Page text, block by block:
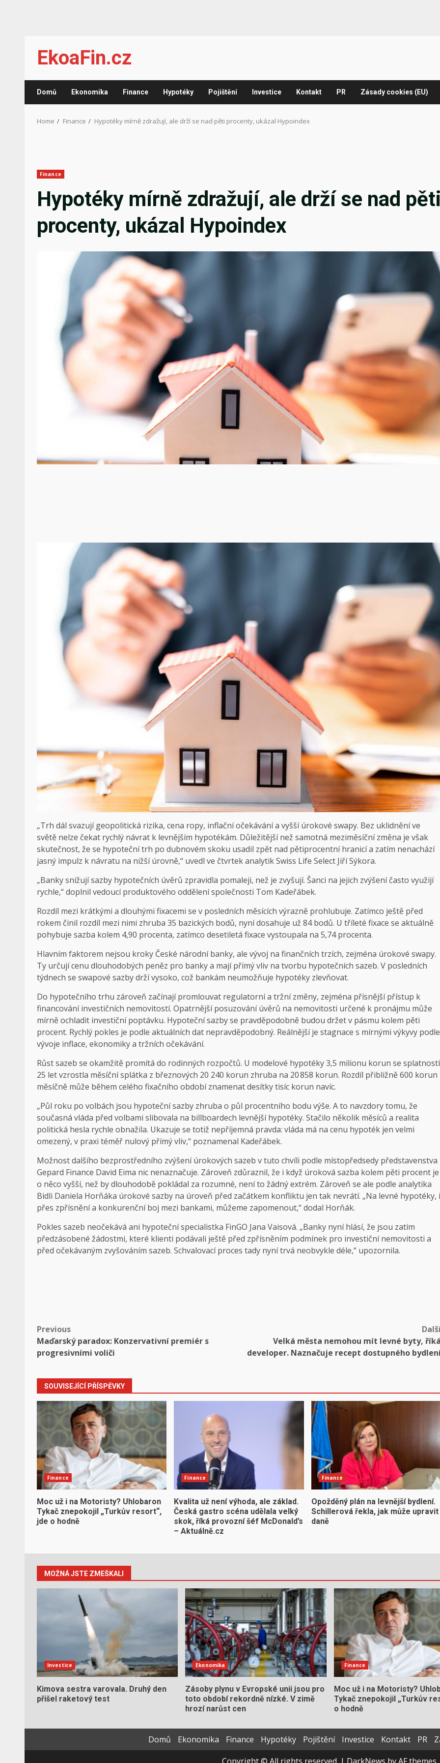
content
EkoaFin.cz
Domů Ekonomika Finance Hypotéky Pojištění Investice Kontakt PR Zásady cookies (EU)
Home Finance Hypotéky mírně zdražují, ale drží se nad pěti procenty, ukázal Hypoindex
Finance
Hypotéky mírně zdražují, ale drží se nad
procenty, ukázal Hypoindex
„Trh dál svazují geopolitická rizika, cena ropy, inflační očekávání a vyšší úrokové swapy. Bez uklidnění ve
světě nelze čekat rychlý návrat k levnějším hypotékám. Důležitější než samotná meziměsíční změna je však
skutečnost, že se hypoteční trh po dubnovém skoku usadil zpět nad pětiprocentní hranicí a zatím nenachází
jasný impulz k návratu na nižší úrovně,“ uvedl ve čtvrtek analytik Swiss Life Select Jiří Sýkora.
„Banky snižují sazby hypotečních úvěrů zpravidla pomaleji, než je zvyšují. Šanci na jejich zvýšení často využijí
rychle,“ doplnil vedoucí produktového oddělení společnosti Tom Kadeřábek.
Rozdíl mezi krátkými a dlouhými fixacemi se v posledních měsících výrazně prohlubuje. Zatímco ještě před
rokem činil rozdíl mezi nimi zhruba 35 bazických bodů, nyní dosahuje už 84 bodů. U tříleté fixace se aktuálně
pohybuje sazba kolem 4,90 procenta, zatímco desetiletá fixace vystoupala na 5,74 procenta.
Hlavním faktorem nejsou kroky České národní banky, ale vývoj na finančních trzích, zejména úrokové swapy.
Ty určují cenu dlouhodobých peněz pro banky a mají přímý vliv na tvorbu hypotečních sazeb. V posledních
týdnech se swapové sazby drží vysoko, což bankám neumožňuje hypotéky zlevňovat.
Do hypotečního trhu zároveň začínají promlouvat regulatorní a tržní změny, zejména přísnější přístup k
financování investičních nemovitostí. Opatrnější posuzování úvěrů na nemovitosti určené k pronájmu může
mírně ochladit investiční poptávku. Hypoteční sazby se pravděpodobně budou držet v pásmu kolem pěti
procent. Rychlý pokles je podle aktuálních dat nepravděpodobný. Reálnější je stagnace s mírnými výkyvy podle
vývoje inflace, ekonomiky a tržních očekávání.
Růst sazeb se okamžitě promítá do rodinných rozpočtů. U modelové hypotéky 3,5 milionu korun se splatností
25 let vzrostla měsíční splátka z březnových 20 240 korun zhruba na 20 858 korun. Rozdíl přibližně 600 korun
měsíčně může během celého fixačního období znamenat desítky tisíc korun navíc.
„Půl roku po volbách jsou hypoteční sazby zhruba o půl procentního bodu výše. A to navzdory tomu, že
současná vláda před volbami slibovala na billboardech levnější hypotéky. Stačilo několik měsíců a realita
politická hesla rychle obnažila. Ukazuje se totiž nepříjemná pravda: vláda má na cenu hypoték jen velmi
omezený, v praxi téměř nulový přímý vliv,“ poznamenal Kadeřábek.
Možnost dalšího bezprostředního zvýšení úrokových sazeb v tuto chvíli podle místopředsedy představenstva
Gepard Finance David Eima nic nenaznačuje. Zároveň zdůraznil, že i když úroková sazba kolem pěti procent je
o něco vyšší, než by dlouhodobě pokládal za rozumné, není to žádný extrém. Zároveň se ale podle analytika
Bidli Daniela Horňáka úrokové sazby na úroveň před začátkem konfliktu jen tak nevrátí. „Na levné hypotéky, i
přes zpřísnění a konkurenční boj mezi bankami, můžeme zapomenout,“ dodal Horňák.
Pokles sazeb neočekává ani hypoteční specialistka FinGO Jana Vaisová. „Banky nyní hlásí, že jsou zatím
předzásobené žádostmi, které klienti podávali ještě před zpřísněním podmínek pro investiční nemovitosti a
před očekávaným zvyšováním sazeb. Schvalovací proces tady nyní trvá neobvykle déle,“ upozornila.
Post
navigation
Previous
Maďarský paradox: Konzervativní premiér s
progresivními voliči
Velká města nemohou mít levné byty,
developer. Naznačuje recept dostupného
SOUVISEJÍCÍ PŘÍSPĚVKY
Finance
Moc už i na Motoristy? Uhlobaron
Tykač znepokojil „Turkův resort“,
jde o hodně
Finance
Kvalita už není výhoda, ale základ.
Česká gastro scéna udělala velký
skok, říká provozní šéf McDonald’s
– Aktuálně.cz
Finance
Opožděný plán na levnější bydlení.
Schillerová řekla, jak může upravit
daně
MOŽNÁ JSTE ZMEŠKALI
Investice
Kimova sestra varovala. Druhý den
přišel raketový test
Ekonomika
Zásoby plynu v Evropské unii jsou pro
toto období rekordně nízké. V zimě
hrozí narůst cen
Finance
Moc už i na Motoristy?
Tykač znepokojil „Turkův
o hodně
Domů Ekonomika Finance Hypotéky Pojištění Investice Kontakt PR